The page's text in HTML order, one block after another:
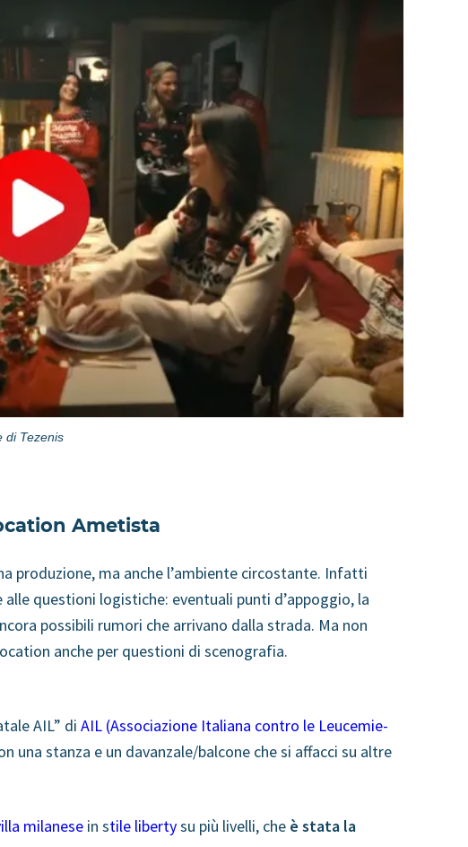
di Tezenis
Ametista
produzione, ma anche l’ambiente circostante. Infatti
questioni logistiche: eventuali punti d’appoggio, la
possibili rumori che arrivano dalla strada. Ma non
anche per questioni di scenografia.
AIL” di AIL (Associazione Italiana contro le Leucemie-
una stanza e un davanzale/balcone che si affacci su altre
milanese in stile libertysu più livelli, che è stata la